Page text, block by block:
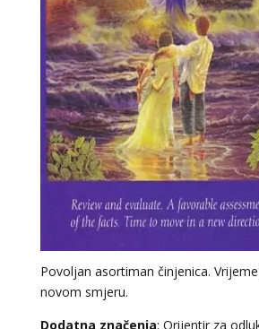
Povoljan asortiman činjenica.
novom smjeru.
Dodatna značenja: Orijentir za